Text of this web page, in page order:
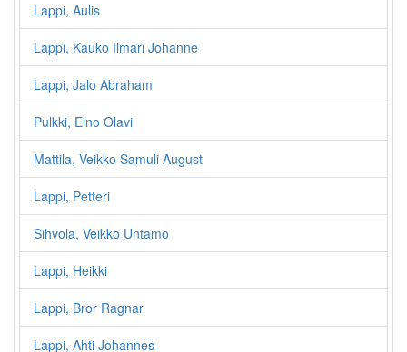
Lappi, Aulis
Lappi, Kauko Ilmari Johanne
Lappi, Jalo Abraham
Pulkki, Eino Olavi
Mattila, Veikko Samuli August
Lappi, Petteri
Sihvola, Veikko Untamo
Lappi, Heikki
Lappi, Bror Ragnar
Lappi, Ahti Johannes